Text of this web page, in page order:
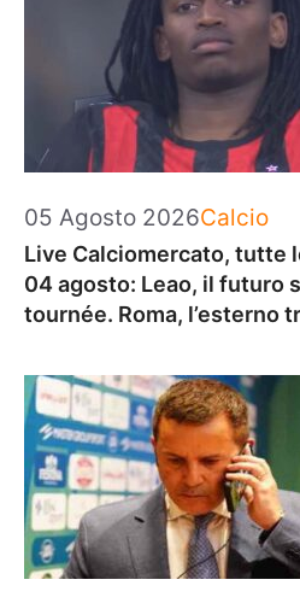
05 Agosto 2026Categorie
Calcio
Live Calciomercato, tutte
04 agosto: Leao, il futuro
tournée. Roma, l’esterno